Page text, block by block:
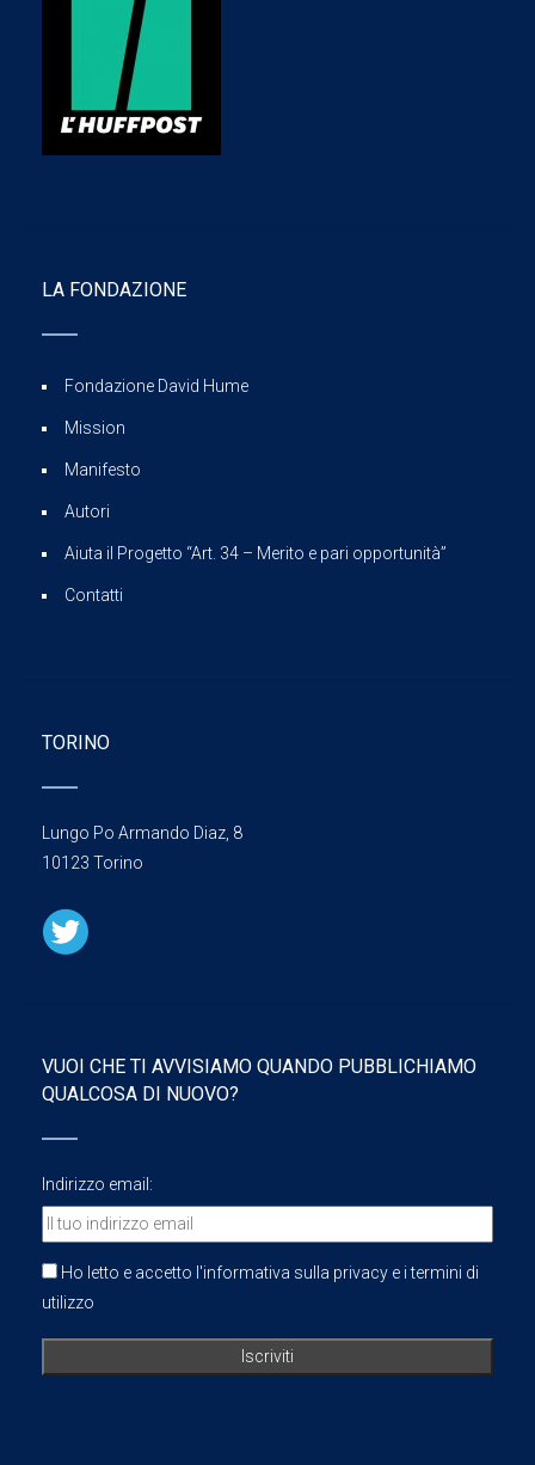
LA FONDAZIONE
Fondazione David Hume
Mission
Manifesto
Autori
Aiuta il Progetto “Art. 34 – Merito e pari opportunità”
Contatti
TORINO
Lungo Po Armando Diaz, 8
10123 Torino
VUOI CHE TI AVVISIAMO QUANDO PUBBLICHIAMO
QUALCOSA DI NUOVO?
Indirizzo email:
Ho letto e accetto l'informativa sulla privacy e i termini di
utilizzo